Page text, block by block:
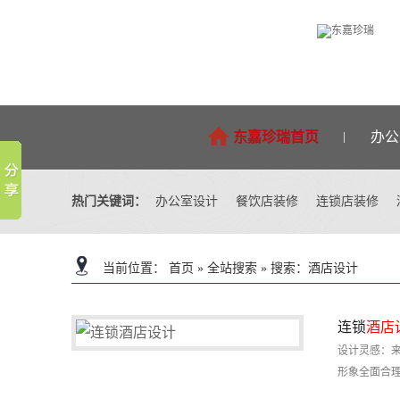
东嘉珍瑞首页 办
热门关键词： 办公室设计 餐饮店装修 连锁店装修
设计团队 关于东嘉珍瑞 东嘉珍瑞首页 火锅店装修
连锁店设计 餐饮店设计
当前位置： 首页 » 全站搜索 » 搜索：酒店设计
连锁酒店
设计灵感：
形象全面合